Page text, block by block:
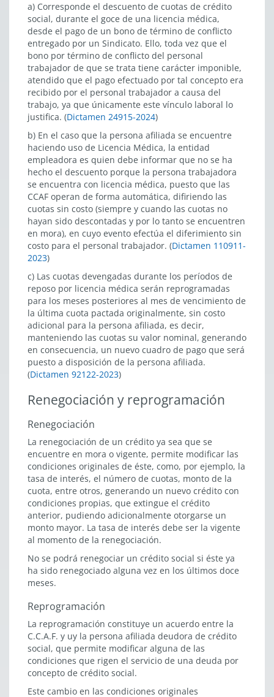
a) Corresponde el descuento de cuotas de crédito
social, durante el goce de una licencia médica,
desde el pago de un bono de término de conflicto
entregado por un Sindicato. Ello, toda vez que el
bono por término de conflicto del personal
trabajador de que se trata tiene carácter imponible,
atendido que el pago efectuado por tal concepto era
recibido por el personal trabajador a causa del
trabajo, ya que únicamente este vínculo laboral lo
justifica. (Dictamen 24915-2024)
b) En el caso que la persona afiliada se encuentre
haciendo uso de Licencia Médica, la entidad
empleadora es quien debe informar que no se ha
hecho el descuento porque la persona trabajadora
se encuentra con licencia médica, puesto que las
CCAF operan de forma automática, difiriendo las
cuotas sin costo (siempre y cuando las cuotas no
hayan sido descontadas y por lo tanto se encuentren
en mora), en cuyo evento efectúa el diferimiento sin
costo para el personal trabajador. (Dictamen 110911-
2023)
c) Las cuotas devengadas durante los períodos de
reposo por licencia médica serán reprogramadas
para los meses posteriores al mes de vencimiento de
la última cuota pactada originalmente, sin costo
adicional para la persona afiliada, es decir,
manteniendo las cuotas su valor nominal, generando
en consecuencia, un nuevo cuadro de pago que será
puesto a disposición de la persona afiliada.
(Dictamen 92122-2023)
Renegociación y reprogramación
Renegociación
La renegociación de un crédito ya sea que se
encuentre en mora o vigente, permite modificar las
condiciones originales de éste, como, por ejemplo, la
tasa de interés, el número de cuotas, monto de la
cuota, entre otros, generando un nuevo crédito con
condiciones propias, que extingue el crédito
anterior, pudiendo adicionalmente otorgarse un
monto mayor. La tasa de interés debe ser la vigente
al momento de la renegociación.
No se podrá renegociar un crédito social si éste ya
ha sido renegociado alguna vez en los últimos doce
meses.
Reprogramación
La reprogramación constituye un acuerdo entre la
C.C.A.F. y uy la persona afiliada deudora de crédito
social, que permite modificar alguna de las
condiciones que rigen el servicio de una deuda por
concepto de crédito social.
Este cambio en las condiciones originales